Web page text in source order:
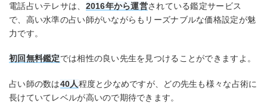
電話占いテレサは、 2016年から運営されている鑑定サービス
で、高い水準の占い師がいながらもリーズナブルな価格設定が魅
力です。
初回無料鑑定では相性の良い先生を見つけることができますよ。
占い師の数は40人程度と少なめですが、どの先生も様々な占術に
長けていてレベルが高いので期待できます。